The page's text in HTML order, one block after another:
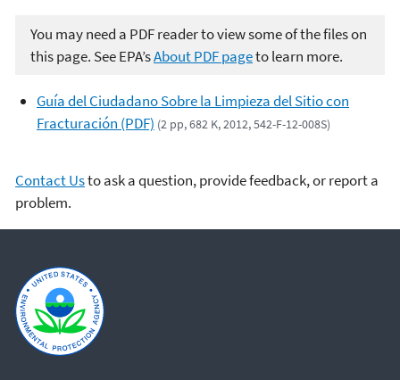
You may need a PDF reader to view some of the files on
this page. See EPA’sAbout PDF pageto learn more.
Guía del Ciudadano Sobre la Limpieza del Sitio con
Fracturación (PDF) (2 pp, 682 K, 2012, 542-F-12-008S)
Contact Usto ask a question, provide feedback, or report a
problem.